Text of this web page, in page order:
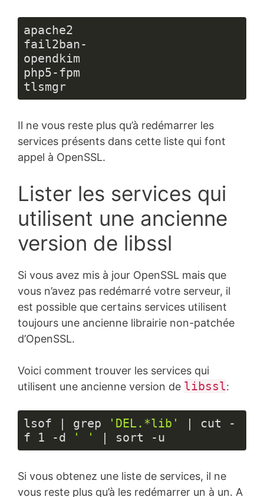
(javascript)
apache2
fail2ban-
opendkim
php5-fpm
Il ne vous reste plus qu’à redémarrer les
services présents dans cette liste qui font
appel à OpenSSL.
Lister les services qui
utilisent une ancienne
version de libssl
Si vous avez mis à jour OpenSSL mais que
vous n’avez pas redémarré votre serveur, il
est possible que certains services utilisent
toujours une ancienne librairie non-patchée
d’OpenSSL.
Voici comment trouver les services qui
utilisent une ancienne version de libssl:
lsof | grep 'DEL.*lib'
| cut -
f 1 -d ' ' | sort -u
code :
JavaScript
Si vous obtenez une liste de services, il ne
vous reste plus qu’à les redémarrer un à un. A